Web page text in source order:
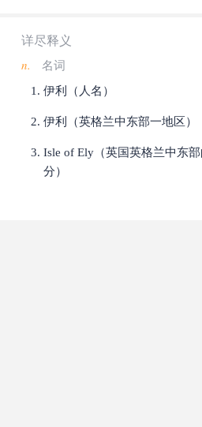
详尽释义
n.
名词
伊利（人名）
伊利（英格兰中东部一地区）
Isle of Ely（英国英格兰中东
分）